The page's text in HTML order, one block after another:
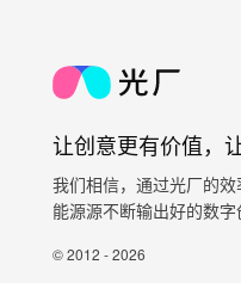
让创意更有价值，
我们相信，通过光厂的
能源源不断输出好的数字
© 2012 - 2026